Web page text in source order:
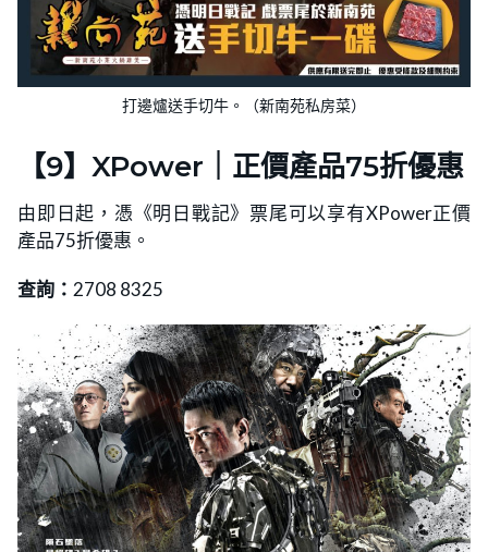
打邊爐送手切牛。（新南苑私房菜）
【9】XPower｜正價產品75折優惠
由即日起，憑《明日戰記》票尾可以享有XPower正價
產品75折優惠。
查詢： 2708 8325